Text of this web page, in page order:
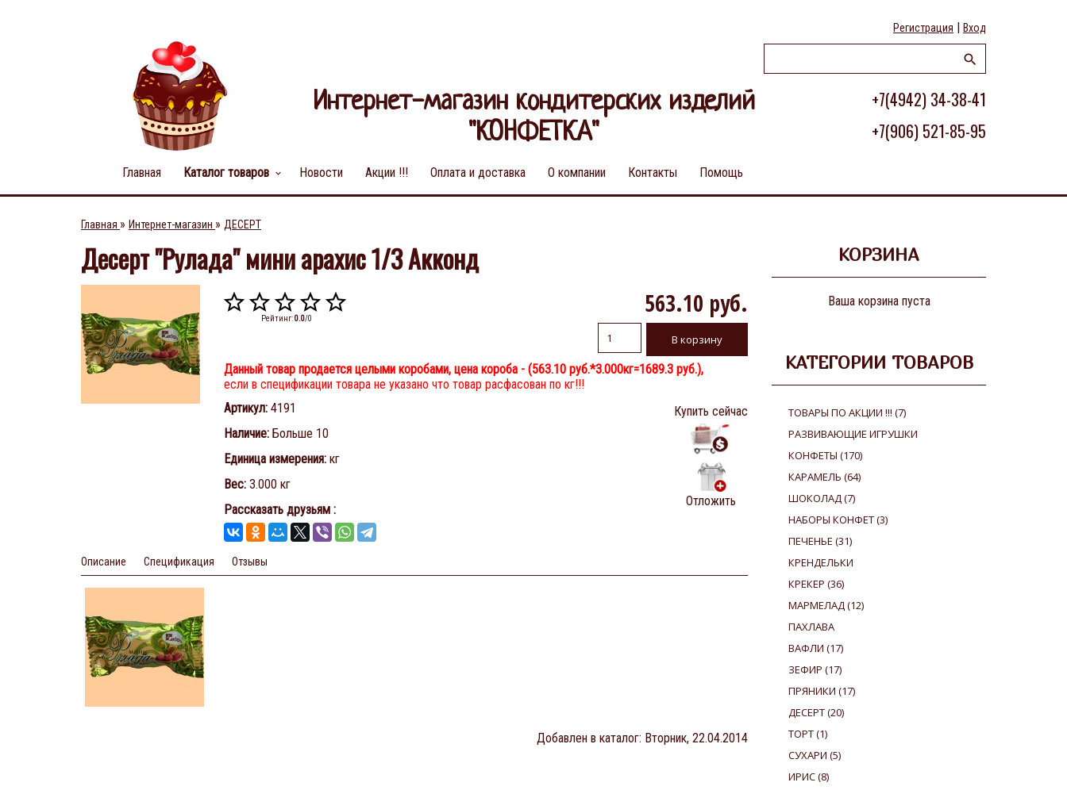
Регистрация | Вход
Интернет-магазин кондитерских изделий
"КОНФЕТКА"
+7(4942) 34-38-41
+7(906) 521-85-95
Главная Каталог товаров keyboard_arrow_down Новости Акции !!! Оплата и доставка О компании Контакты Помощь
Главная » Интернет-магазин » ДЕСЕРТ
Десерт "Рулада" мини арахис 1/3 Акконд
Рейтинг:0.0/0
563.10 руб.
Данный товар продается целыми коробами, цена короба - (563.10 руб.*3.000кг=1689.3 руб.),
если в спецификации товара не указано что товар расфасован по кг!!!
Артикул: 4191
Наличие: Больше 10
Единица измерения: кг
Вес: 3.000 кг
Рассказать друзьям :
Купить сейчас
Отложить
Описание Спецификация Отзывы
Добавлен в каталог: Вторник, 22.04.2014
КОРЗИНА
Ваша корзина пуста
КАТЕГОРИИ ТОВАРОВ
ТОВАРЫ ПО АКЦИИ !!! (7)
РАЗВИВАЮЩИЕ ИГРУШКИ
КОНФЕТЫ (170)
КАРАМЕЛЬ (64)
ШОКОЛАД(7)
НАБОРЫ КОНФЕТ(3)
ПЕЧЕНЬЕ (31)
КРЕНДЕЛЬКИ
КРЕКЕР (36)
МАРМЕЛАД(12)
ПАХЛАВА
ВАФЛИ (17)
ЗЕФИР (17)
ПРЯНИКИ (17)
ДЕСЕРТ(20)
ТОРТ(1)
СУХАРИ (5)
ИРИС(8)